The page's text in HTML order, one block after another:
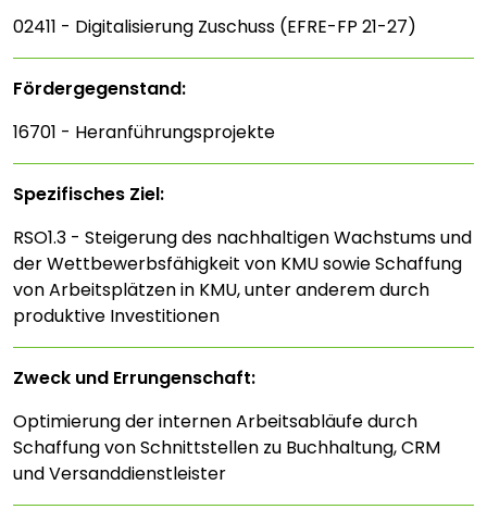
02411 - Digitalisierung Zuschuss (EFRE-FP 21-27)
Fördergegenstand:
16701 - Heranführungsprojekte
Spezifisches Ziel:
RSO1.3 - Steigerung des nachhaltigen Wachstums und
der Wettbewerbsfähigkeit von KMU sowie Schaffung
von Arbeitsplätzen in KMU, unter anderem durch
produktive Investitionen
Zweck und Errungenschaft:
Optimierung der internen Arbeitsabläufe durch
Schaffung von Schnittstellen zu Buchhaltung, CRM
und Versanddienstleister